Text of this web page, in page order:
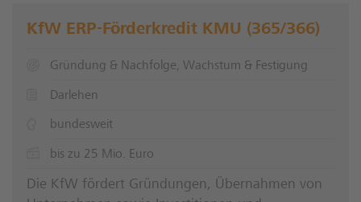
KfW ERP-Förderkredit KMU (365/366)
Gründung & Nachfolge, Wachstum & Festigung
Darlehen
bundesweit
bis zu 25 Mio. Euro
Die KfW fördert Gründungen, Übernahmen von